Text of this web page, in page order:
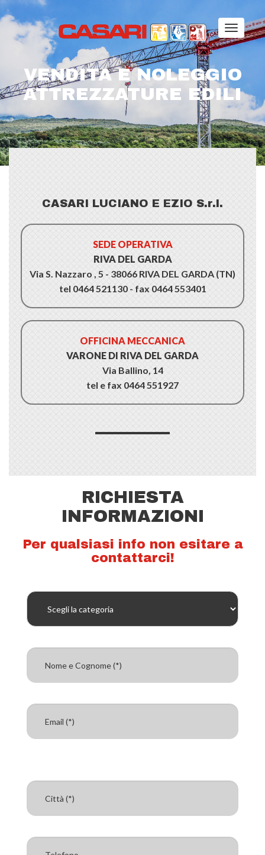
VENDITA E NOLEGGIO
ATTREZZATURE EDILI
CASARI LUCIANO E EZIO S.r.l.
SEDE OPERATIVA
RIVA DEL GARDA
Via S. Nazzaro , 5 - 38066 RIVA DEL GARDA (TN)
tel 0464 521130 - fax 0464 553401
OFFICINA MECCANICA
VARONE DI RIVA DEL GARDA
Via Ballino, 14
tel e fax 0464 551927
RICHIESTA
INFORMAZIONI
Per qualsiasi info non esitare a
contattarci!